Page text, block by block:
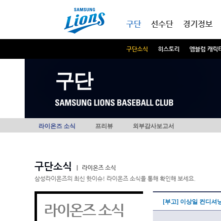
구단
구단소식 히스토리 엠블럼 캐릭
선수단 경기정보
구단
라이온즈 소식 프리뷰 외부감사보고서
구단소식
라이온즈 소식
삼성라이온즈의 최신 핫이슈! 라이온즈 소식을 통해 확인해 보세요.
라이온즈 소식 [부고] 이상일 컨디셔